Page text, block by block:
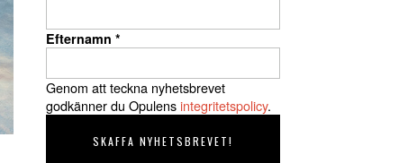
Efternamn *
Genom att teckna nyhetsbrevet
godkänner du Opulensintegritetspolicy.